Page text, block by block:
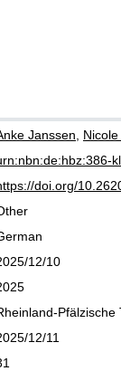
Janssen
doi.org/
12/10
12/11